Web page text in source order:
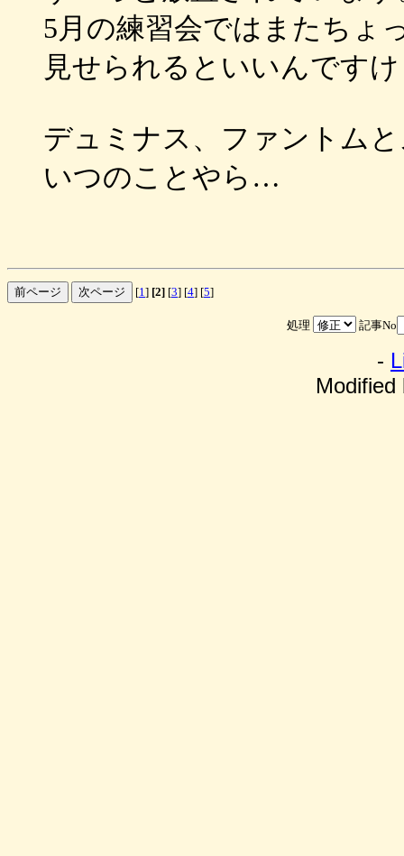
5月の練習会ではまたちょ
見せられるといいんです
デュミナス、ファントム
いつのことやら…
[1 ] [2] [3] [4] [5]
処理 記事No
-